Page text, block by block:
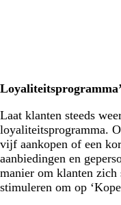
Laat klanten steeds
loyaliteitsprogramma.
vijf aankopen of een
aanbiedingen en
manier om klanten
stimuleren om op